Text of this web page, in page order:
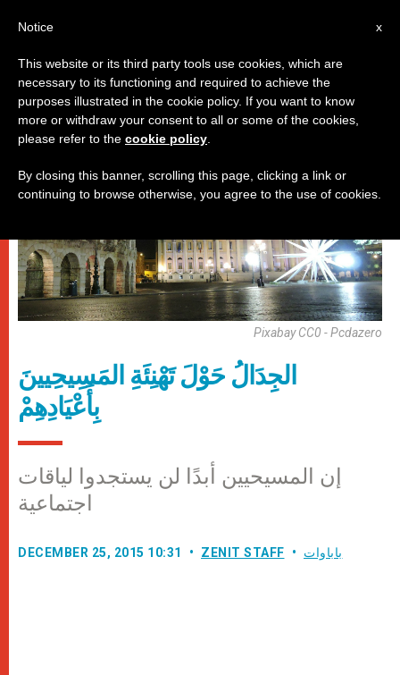
باباوات
Pixabay CC0 - Pcdazero
الجِدَالُ حَوْلَ تَهْنِئَةِ المَسِيحِيينَ
بِأَعْيَادِهِمْ
إن المسيحيين أبدًا لن يستجدوا لياقات
اجتماعية
DECEMBER 25, 2015 10:31 ZENIT STAFF باباوات
x
Notice
This website or its third party tools use cookies, which are
necessary to its functioning and required to achieve the
purposes illustrated in the cookie policy. If you want to know
more or withdraw your consent to all or some of the cookies,
please refer to the cookie policy
By closing this banner, scrolling this page, clicking a link or
continuing to browse otherwise, you agree to the use of cookies.